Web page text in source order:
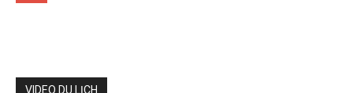
VIDEO DU LỊCH